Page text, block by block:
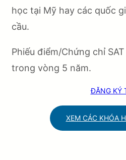
học tại Mỹ hay các quốc
cầu.
Phiếu điểm/Chứng chỉ
trong vòng 5 năm.
ĐĂNG KÝ
XEM CÁC KHÓA